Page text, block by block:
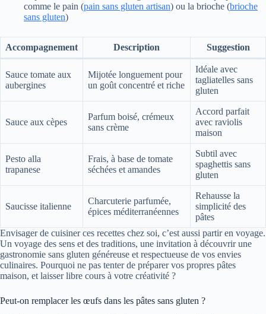
comme le pain (pain sans gluten artisan) ou la brioche (brioche
sans gluten)
Accompagnement Description Suggestion
Sauce tomate aux
aubergines
Mijotée longuement pour
un goût concentré et riche
Idéale avec
tagliatelles sans
gluten
Sauce aux cèpes
Parfum boisé, crémeux
sans crème
Accord parfait
avec raviolis
maison
Pesto alla
trapanese
Frais, à base de tomate
séchées et amandes
Subtil avec
spaghettis sans
gluten
Saucisse italienne
Charcuterie parfumée,
épices méditerranéennes
Rehausse la
simplicité des
pâtes
Envisager de cuisiner ces recettes chez soi, c’est aussi partir en voyage.
Un voyage des sens et des traditions, une invitation à découvrir une
gastronomie sans gluten généreuse et respectueuse de vos envies
culinaires. Pourquoi ne pas tenter de préparer vos propres pâtes
maison, et laisser libre cours à votre créativité ?
Peut-on remplacer les œufs dans les pâtes sans gluten ?